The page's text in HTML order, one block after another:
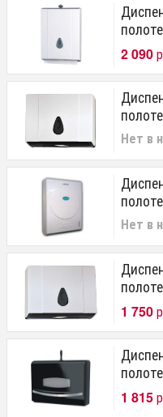
2 090
Нет в
Нет в
1 750
1 815